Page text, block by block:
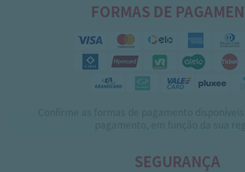
FORMAS DE
SEGURANÇA